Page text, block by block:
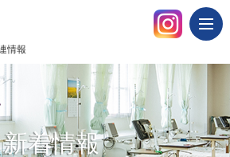
情報
新着情報